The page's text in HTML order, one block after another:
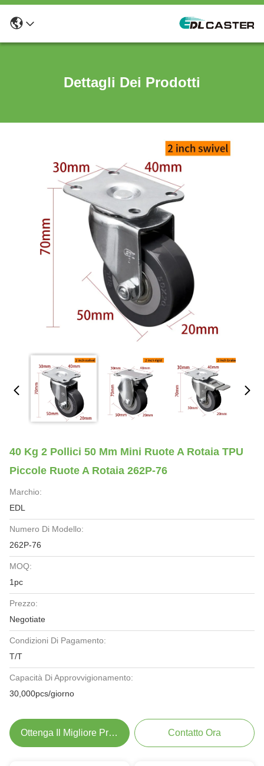
Dettagli Dei Prodotti
40 Kg 2 Pollici 50 Mm Mini Ruote A Rotaia TPU
Piccole Ruote A Rotaia 262P-76
Marchio:
EDL
Numero Di Modello:
262P-76
MOQ:
1pc
Prezzo:
Negotiate
Condizioni Di Pagamento:
T/T
Capacità Di Approvvigionamento:
30,000pcs/giorno
Ottenga Il Migliore Prezzo Contatto Ora